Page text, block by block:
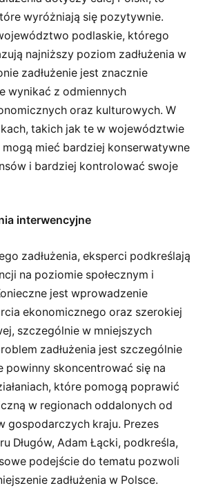
wyróżniają się pozytywnie.
podlaskie, którego
najniższy poziom zadłużenia w
zadłużenie jest znacznie
wynikać z odmiennych
oraz kulturowych. W
takich jak te w województwie
mieć bardziej konserwatywne
i bardziej kontrolować swoje
interwencyjne
zadłużenia, eksperci podkreślają
na poziomie społecznym i
jest wprowadzenie
ekonomicznego oraz szerokiej
szczególnie w mniejszych
zadłużenia jest szczególnie
powinny skoncentrować się na
które pomogą poprawić
w regionach oddalonych od
gospodarczych kraju. Prezes
Długów, Adam Łącki, podkreśla,
podejście do tematu pozwoli
zadłużenia w Polsce.